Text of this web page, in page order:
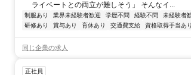
ライベートとの両立が難しそう」 そんなイ...
制服あり 業界未経験者歓迎 学歴不問 経験不問 未経験者
研修あり
賞与あり 育休あり 交通費支給 資格取得手当あり
同じ企業の求人
正社員